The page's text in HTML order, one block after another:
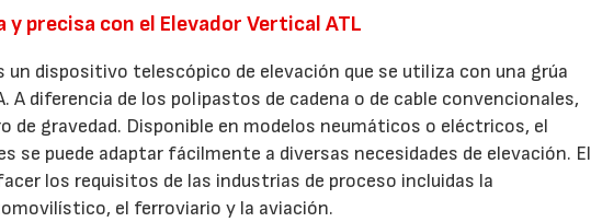
precisa con el Elevador Vertical ATL
un dispositivo telescópico de elevación que se utiliza con una grúa
A diferencia de los polipastos de cadena o de cable convencionales,
de gravedad. Disponible en modelos neumáticos o eléctricos, el
se puede adaptar fácilmente a diversas necesidades de elevación. El
los requisitos de las industrias de proceso incluidas la
el ferroviario y la aviación.